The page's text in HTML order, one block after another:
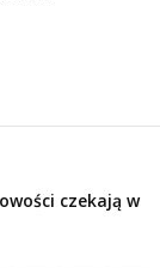
czekają w